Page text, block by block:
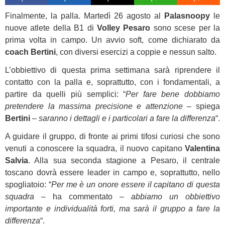
Finalmente, la palla. Martedì 26 agosto al Palasnoopy le
nuove atlete della B1 di Volley Pesaro sono scese per la
prima volta in campo. Un avvio soft, come dichiarato da
coach Bertini, con diversi esercizi a coppie e nessun salto.
L’obbiettivo di questa prima settimana sarà riprendere il
contatto con la palla e, soprattutto, con i fondamentali, a
partire da quelli più semplici: “Per fare bene dobbiamo
pretendere la massima precisione e attenzione – spiega
Bertini – saranno i dettagli e i particolari a fare la differenza“.
A guidare il gruppo, di fronte ai primi tifosi curiosi che sono
venuti a conoscere la squadra, il nuovo capitano Valentina
Salvia. Alla sua seconda stagione a Pesaro, il centrale
toscano dovrà essere leader in campo e, soprattutto, nello
spogliatoio: “Per me è un onore essere il capitano di questa
squadra – ha commentato – abbiamo un obbiettivo
importante e individualità forti, ma sarà il gruppo a fare la
differenza“.